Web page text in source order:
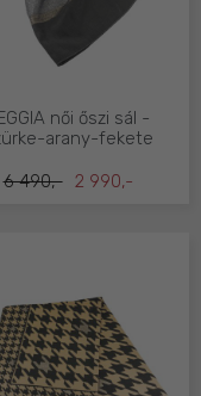
6 490,- 2 990,-
női őszi sál -
arany-fekete